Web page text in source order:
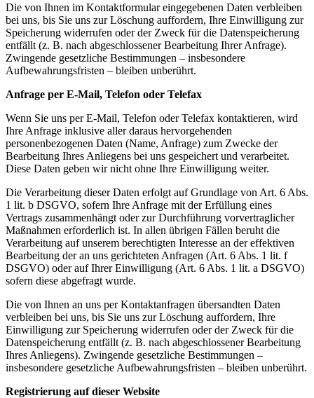
Die von Ihnen im Kontaktformular eingegebenen Daten verbleiben
bei uns, bis Sie uns zur Löschung auffordern, Ihre Einwilligung zur
Speicherung widerrufen oder der Zweck für die Datenspeicherung
entfällt (z. B. nach abgeschlossener Bearbeitung Ihrer Anfrage).
Zwingende gesetzliche Bestimmungen – insbesondere
Aufbewahrungsfristen – bleiben unberührt.
Anfrage per E-Mail, Telefon oder Telefax
Wenn Sie uns per E-Mail, Telefon oder Telefax kontaktieren, wird
Ihre Anfrage inklusive aller daraus hervorgehenden
personenbezogenen Daten (Name, Anfrage) zum Zwecke der
Bearbeitung Ihres Anliegens bei uns gespeichert und verarbeitet.
Diese Daten geben wir nicht ohne Ihre Einwilligung weiter.
Die Verarbeitung dieser Daten erfolgt auf Grundlage von Art. 6 Abs.
1 lit. b DSGVO, sofern Ihre Anfrage mit der Erfüllung eines
Vertrags zusammenhängt oder zur Durchführung vorvertraglicher
Maßnahmen erforderlich ist. In allen übrigen Fällen beruht die
Verarbeitung auf unserem berechtigten Interesse an der effektiven
Bearbeitung der an uns gerichteten Anfragen (Art. 6 Abs. 1 lit. f
DSGVO) oder auf Ihrer Einwilligung (Art. 6 Abs. 1 lit. a DSGVO)
sofern diese abgefragt wurde.
Die von Ihnen an uns per Kontaktanfragen übersandten Daten
verbleiben bei uns, bis Sie uns zur Löschung auffordern, Ihre
Einwilligung zur Speicherung widerrufen oder der Zweck für die
Datenspeicherung entfällt (z. B. nach abgeschlossener Bearbeitung
Ihres Anliegens). Zwingende gesetzliche Bestimmungen –
insbesondere gesetzliche Aufbewahrungsfristen – bleiben unberührt.
Registrierung auf dieser Website